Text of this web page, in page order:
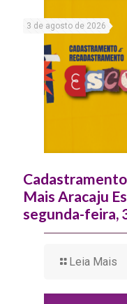
3 de agosto de 2026
Mais Aracaju
segunda-feira,
Leia Mais